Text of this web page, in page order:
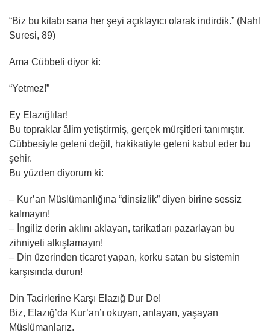
“Biz bu kitabı sana her şeyi açıklayıcı olarak indirdik.” (Nahl
Suresi, 89)
Ama Cübbeli diyor ki:
“Yetmez!”
Ey Elazığlılar!
Bu topraklar âlim yetiştirmiş, gerçek mürşitleri tanımıştır.
Cübbesiyle geleni değil, hakikatiyle geleni kabul eder bu
şehir.
Bu yüzden diyorum ki:
– Kur’an Müslümanlığına “dinsizlik” diyen birine sessiz
kalmayın!
– İngiliz derin aklını aklayan, tarikatları pazarlayan bu
zihniyeti alkışlamayın!
– Din üzerinden ticaret yapan, korku satan bu sistemin
karşısında durun!
Din Tacirlerine Karşı Elazığ Dur De!
Biz, Elazığ’da Kur’an’ı okuyan, anlayan, yaşayan
Müslümanlarız.